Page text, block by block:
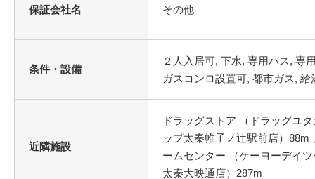
保証会社名 その他
条件・設備
近隣施設
ドラッグストア （ドラッグユ
ップ太秦帷子ノ辻駅前店）
ームセンター （ケーヨーデイ
太秦大映通店）287m